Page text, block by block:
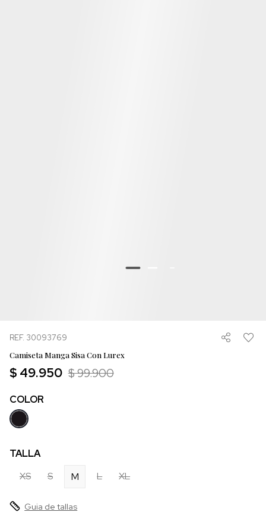
REF. 30093769
Camiseta Manga Sisa Con Lurex
$ 49.950 $ 99.900
COLOR
TALLA
XS
S M L XL
Guia de tallas